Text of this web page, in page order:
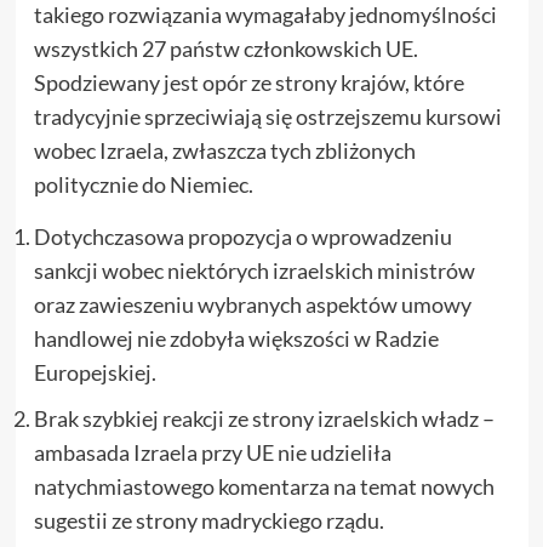
takiego rozwiązania wymagałaby jednomyślności
wszystkich 27 państw członkowskich UE.
Spodziewany jest opór ze strony krajów, które
tradycyjnie sprzeciwiają się ostrzejszemu kursowi
wobec Izraela, zwłaszcza tych zbliżonych
politycznie do Niemiec.
Dotychczasowa propozycja o wprowadzeniu
sankcji wobec niektórych izraelskich ministrów
oraz zawieszeniu wybranych aspektów umowy
handlowej nie zdobyła większości w Radzie
Europejskiej.
Brak szybkiej reakcji ze strony izraelskich władz –
ambasada Izraela przy UE nie udzieliła
natychmiastowego komentarza na temat nowych
sugestii ze strony madryckiego rządu.